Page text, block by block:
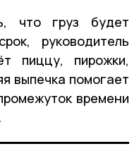
что груз будет
руководитель
пиццу, пирожки,
выпечка помогает
времени